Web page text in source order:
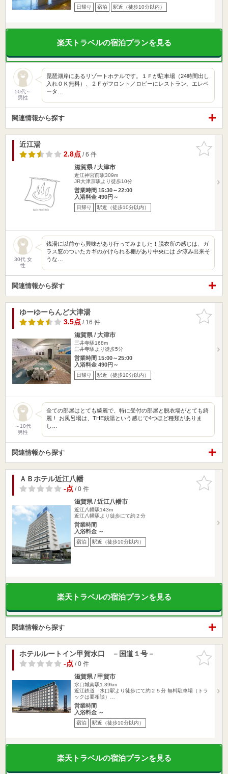
日帰り 宿泊 駅近（徒歩10分以内）
楽天トラベルの宿泊プランを見る
50代～
男性
琵琶湖岸にあるリゾートホテルです。１Ｆが駐車場（24時間出し
入れＯＫ無料）、２Ｆがフロント／ロビーにレストラン、エレベ
ータ…
関連情報から探す
お気に入
りに追加
近江湯
2.8点/ 6 件
滋賀県 / 大津市
近江神宮前駅309m
JR大津京駅より徒歩10分
営業時間 15:30～22:00
入浴料金 490円～
日帰り 駅近（徒歩10分以内）
30代 女
性
銭湯に以前から興味があり行ってみました！脱衣所の感じは、ガ
ラス窓のついたカギのかけられる棚があり中央には 夕涼み出来そ
うな…
関連情報から探す
お気に入
りに追加
ゆーゆーらんど大津湯
3.5点/ 16 件
滋賀県 / 大津市
三井寺駅168m
三井寺駅より徒歩5分
営業時間 15:00～25:00
入浴料金 490円～
日帰り 駅近（徒歩10分以内）
～10代
男性
全ての部屋はとても綺麗で、特に受付の部屋と脱衣場がとても綺
麗！ お風呂場は、THE銭湯という感じで4つほど種類がありま
し…
関連情報から探す
お気に入
りに追加
ＡＢホテル近江八幡
-点/ 0 件
滋賀県 / 近江八幡市
近江八幡駅143m
近江八幡駅より徒歩にて約２分
営業時間
入浴料金 ～
宿泊 駅近（徒歩10分以内）
楽天トラベルの宿泊プランを見る
関連情報から探す
お気に入
りに追加
ホテルルートイン甲賀水口 －国道１号－
-点/ 0 件
滋賀県 / 甲賀市
水口城南駅1.39km
近江鉄道 水口駅より徒歩にて約２５分 無料駐車場（トラ
ックは要相談）…
営業時間
入浴料金 ～
宿泊 駅近（徒歩10分以内）
楽天トラベルの宿泊プランを見る